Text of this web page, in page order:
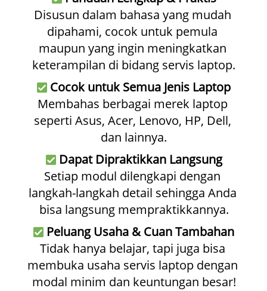
Disusun dalam bahasa yang mudah
dipahami, cocok untuk pemula
maupun yang ingin meningkatkan
keterampilan di bidang servis laptop.
Cocok untuk Semua Jenis Laptop
Membahas berbagai merek laptop
seperti Asus, Acer, Lenovo, HP, Dell,
dan lainnya.
Dapat Dipraktikkan Langsung
Setiap modul dilengkapi dengan
langkah-langkah detail sehingga Anda
bisa langsung mempraktikkannya.
Peluang Usaha & Cuan Tambahan
Tidak hanya belajar, tapi juga bisa
membuka usaha servis laptop dengan
modal minim dan keuntungan besar!